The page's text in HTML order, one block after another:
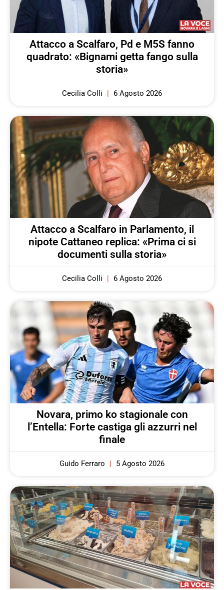
Attacco a Scalfaro, Pd e M5S fanno
quadrato: «Bignami getta fango sulla
storia»
Cecilia Colli 6 Agosto 2026
Attacco a Scalfaro in Parlamento, il
nipote Cattaneo replica: «Prima ci si
documenti sulla storia»
Cecilia Colli 6 Agosto 2026
Novara, primo ko stagionale con
l’Entella: Forte castiga gli azzurri nel
finale
Guido Ferraro 5 Agosto 2026